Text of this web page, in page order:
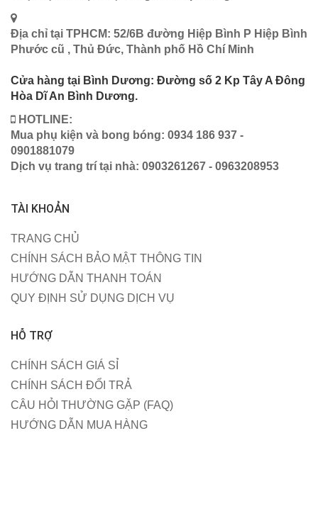
Địa chỉ tại TPHCM: 52/6B đường Hiệp Bình P Hiệp Bình
Phước cũ , Thủ Đức, Thành phố Hồ Chí Minh
Cửa hàng tại Bình Dương: Đường số 2 Kp Tây A Đông
Hòa Dĩ An Bình Dương.
HOTLINE:
Mua phụ kiện và bong bóng: 0934 186 937 -
0901881079
Dịch vụ trang trí tại nhà: 0903261267 - 0963208953
TÀI KHOẢN
TRANG CHỦ
CHÍNH SÁCH BẢO MẬT THÔNG TIN
HƯỚNG DẪN THANH TOÁN
QUY ĐỊNH SỬ DỤNG DỊCH VỤ
HỖ TRỢ
CHÍNH SÁCH GIÁ SỈ
CHÍNH SÁCH ĐỔI TRẢ
CÂU HỎI THƯỜNG GẶP (FAQ)
HƯỚNG DẪN MUA HÀNG